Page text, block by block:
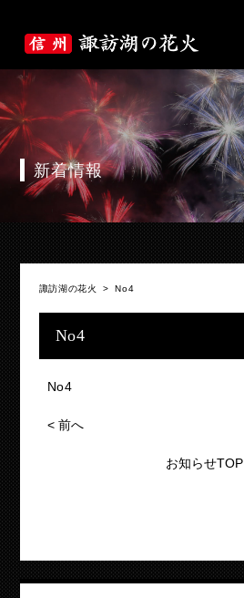
新着情報
諏訪湖の花火 >No4
No4
No4
<前へ
お知らせTOP